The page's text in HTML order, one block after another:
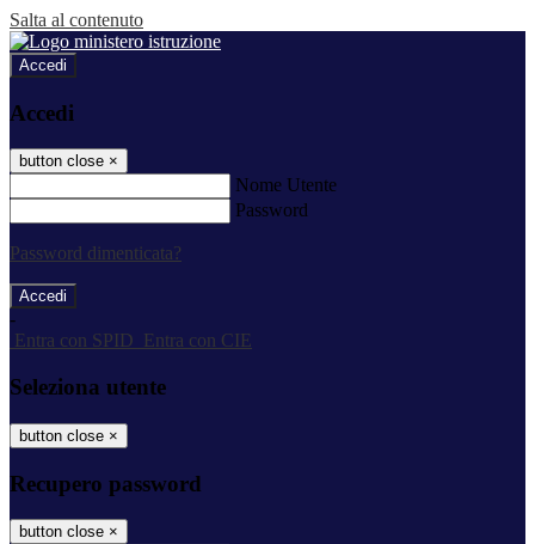
Salta al contenuto
Accedi
Accedi
button close ×
Nome Utente
Password
Password dimenticata?
-
Entra con SPID
Entra con CIE
Seleziona utente
button close ×
Recupero password
button close ×